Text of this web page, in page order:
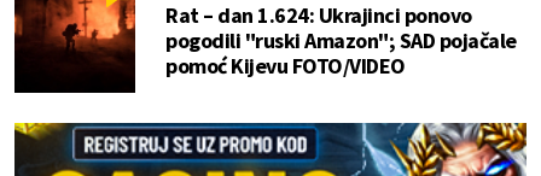
Rat – dan 1.624: Ukrajinci ponovo
pogodili "ruski Amazon"; SAD pojačale
pomoć Kijevu FOTO/VIDEO